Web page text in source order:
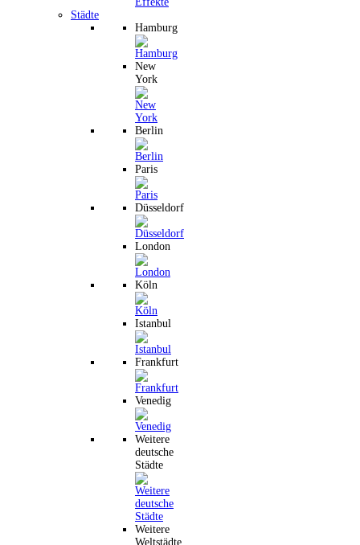
Städte
Hamburg
New
York
Berlin
Paris
Düsseldorf
London
Köln
Istanbul
Frankfurt
Venedig
Weitere
deutsche
Städte
Weitere
Weltstädte